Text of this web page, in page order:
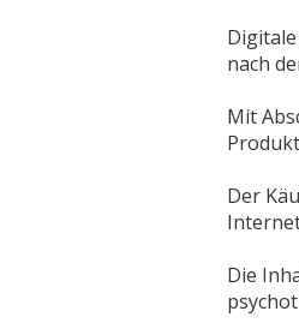
nach
Mit
Der
Die